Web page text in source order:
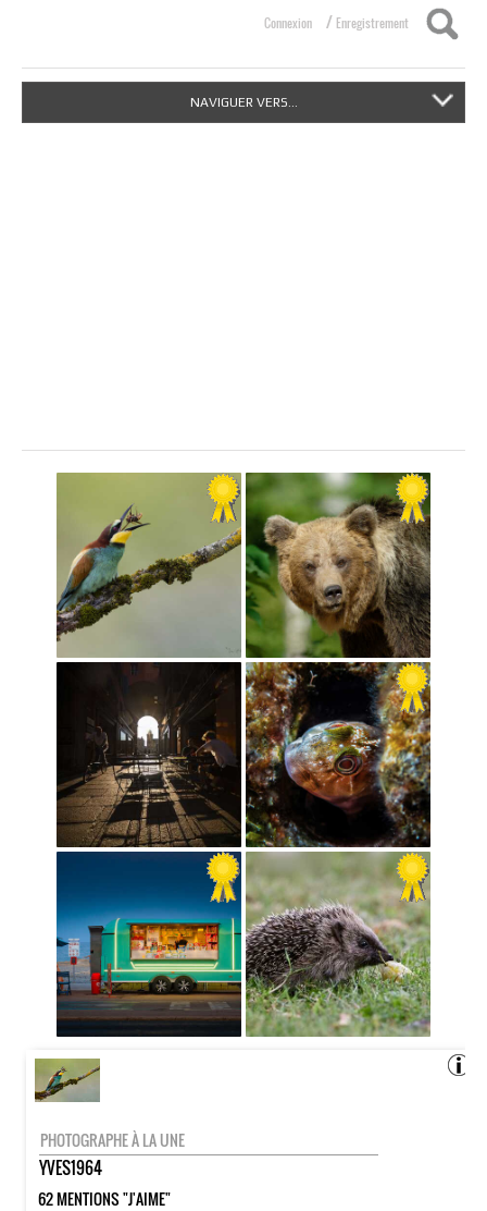
Connexion / Enregistrement
NAVIGUER VERS...
PHOTOGRAPHE À LA UNE
YVES1964
62 MENTIONS "J'AIME"